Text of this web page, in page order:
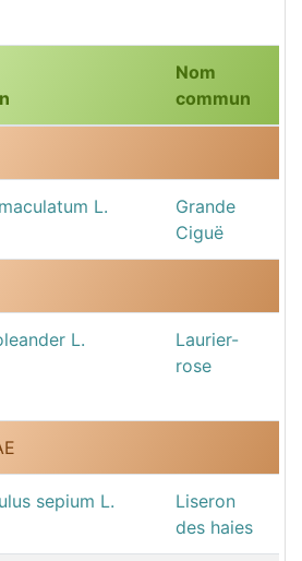
Nom
commun
L.
Grande
Ciguë
L.
Laurier-
rose
sepium L.
Liseron
des haies